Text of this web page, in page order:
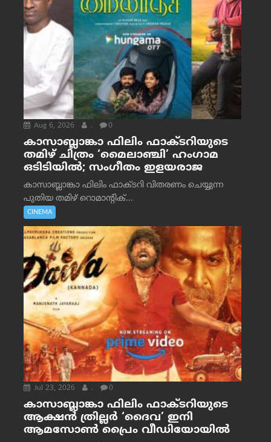
Aug 6, 2026 . 0
കാസാബ്ലാങ്കാ ഫിലിം ഫാക്ടറിയുടെ
തമിഴ് ചിത്രം ‘മൈലാഞ്ചി’ ഹംഗാമ
ഒടിടിയിൽ; സംഗീതം ഇളയരാജ
കാസാബ്ലാങ്കാ ഫിലിം ഫാക്ടറി വിതരണം ചെയ്യുന്ന
പുതിയ തമിഴ് റൊമാന്റിക്...
CINEMA
Jul 23, 2026 . 0
കാസാബ്ലാങ്കാ ഫിലിം ഫാക്ടറിയുടെ
ആക്ഷൻ ത്രില്ലർ ‘ദൈവ’ ഇനി
ആമസോൺ പ്രൈം വീഡിയോയിൽ